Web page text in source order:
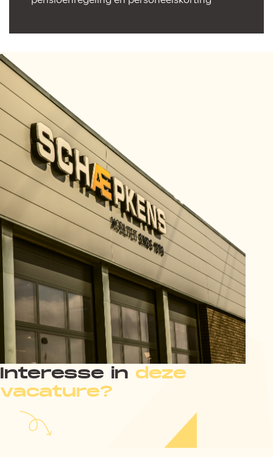
Interesse in deze
vacature?